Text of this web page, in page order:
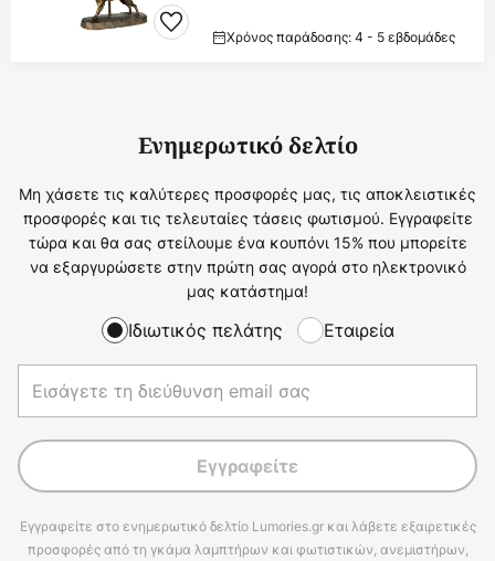
Χρόνος παράδοσης: 4 - 5 εβδομάδες
Ενημερωτικό δελτίο
Μη χάσετε τις καλύτερες προσφορές μας, τις αποκλειστικές
προσφορές και τις τελευταίες τάσεις φωτισμού. Εγγραφείτε
τώρα και θα σας στείλουμε ένα κουπόνι 15% που μπορείτε
να εξαργυρώσετε στην πρώτη σας αγορά στο ηλεκτρονικό
μας κατάστημα!
Ιδιωτικός πελάτης Εταιρεία
Εγγραφείτε
Εγγραφείτε στο ενημερωτικό δελτίο Lumories.gr και λάβετε εξαιρετικές
προσφορές από τη γκάμα λαμπτήρων και φωτιστικών, ανεμιστήρων,